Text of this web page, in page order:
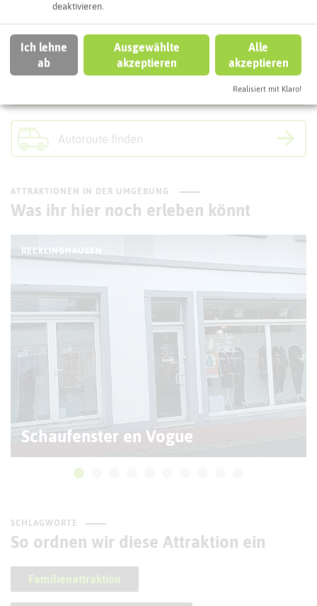
Routenplanung zum Ziel:
Autoroute finden
ATTRAKTIONEN IN DER UMGEBUNG
Was ihr hier noch erleben könnt
RECKLINGHAUSEN
Schaufenster en Vogue
SCHLAGWORTE
So ordnen wir diese Attraktion ein
Familienattraktion
deaktivieren.
Ich lehne
ab
Ausgewählte
akzeptieren
Alle
akzeptieren
Realisiert mit Klaro!